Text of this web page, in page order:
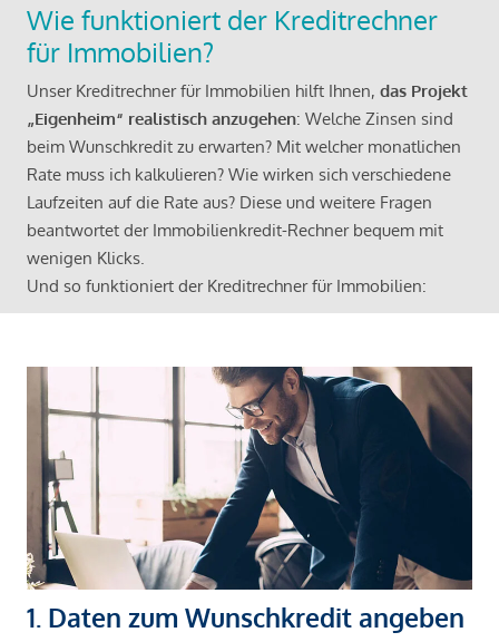
Wie funktioniert der Kreditrechner
für Immobilien?
Unser Kreditrechner für Immobilien hilft Ihnen, das Projekt
„Eigenheim“ realistisch anzugehen: Welche Zinsen sind
beim Wunschkredit zu erwarten? Mit welcher monatlichen
Rate muss ich kalkulieren? Wie wirken sich verschiedene
Laufzeiten auf die Rate aus? Diese und weitere Fragen
beantwortet der Immobilienkredit-Rechner bequem mit
wenigen Klicks.
Und so funktioniert der Kreditrechner für Immobilien:
1. Daten zum Wunschkredit angeben